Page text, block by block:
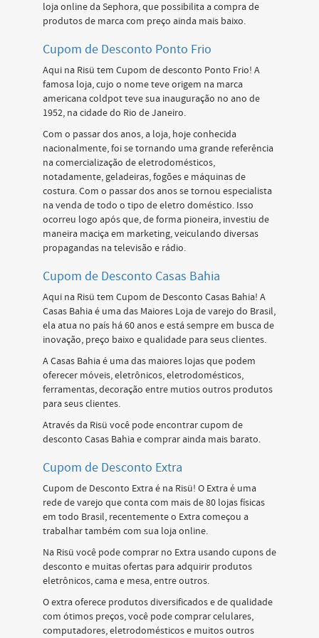
loja online da Sephora, que possibilita a compra de
produtos de marca com preço ainda mais baixo.
Cupom de Desconto Ponto Frio
Aqui na Risü tem Cupom de desconto Ponto Frio! A
famosa loja, cujo o nome teve origem na marca
americana coldpot teve sua inauguração no ano de
1952, na cidade do Rio de Janeiro.
Com o passar dos anos, a loja, hoje conhecida
nacionalmente, foi se tornando uma grande referência
na comercialização de eletrodomésticos,
notadamente, geladeiras, fogões e máquinas de
costura. Com o passar dos anos se tornou especialista
na venda de todo o tipo de eletro doméstico. Isso
ocorreu logo após que, de forma pioneira, investiu de
maneira maciça em marketing, veiculando diversas
propagandas na televisão e rádio.
Cupom de Desconto Casas Bahia
Aqui na Risü tem Cupom de Desconto Casas Bahia! A
Casas Bahia é uma das Maiores Loja de varejo do Brasil,
ela atua no país há 60 anos e está sempre em busca de
inovação, preço baixo e qualidade para seus clientes.
A Casas Bahia é uma das maiores lojas que podem
oferecer móveis, eletrônicos, eletrodomésticos,
ferramentas, decoração entre mutios outros produtos
para seus clientes.
Através da Risü você pode encontrar cupom de
desconto Casas Bahia e comprar ainda mais barato.
Cupom de Desconto Extra
Cupom de Desconto Extra é na Risü! O Extra é uma
rede de varejo que conta com mais de 80 lojas físicas
em todo Brasil, recentemente o Extra começou a
trabalhar também com sua loja online.
Na Risü você pode comprar no Extra usando cupons de
desconto e muitas ofertas para adquirir produtos
eletrônicos, cama e mesa, entre outros.
O extra oferece produtos diversificados e de qualidade
com ótimos preços, você pode comprar celulares,
computadores, eletrodomésticos e muitos outros